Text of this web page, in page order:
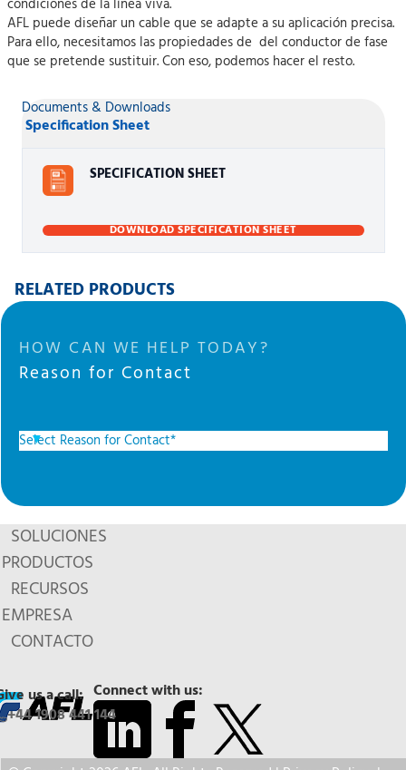
condiciones de la línea viva.
AFL puede diseñar un cable que se adapte a su aplicación precisa.
Para ello, necesitamos las propiedades de del conductor de fase
que se pretende sustituir. Con eso, podemos hacer el resto.
Documents & Downloads
Specification Sheet
SPECIFICATION SHEET
DOWNLOAD SPECIFICATION SHEET
RELATED PRODUCTS
HOW CAN WE HELP TODAY?
Reason for Contact
SOLUCIONES
PRODUCTOS
RECURSOS
EMPRESA
CONTACTO
Connect with us:
us a call:
+44 1908 441 144